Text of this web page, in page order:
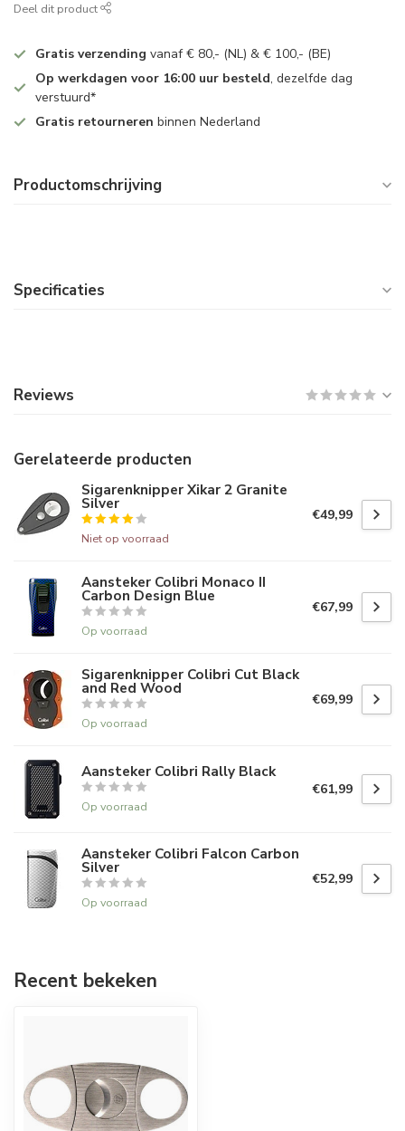
Deel dit product
Gratis verzending vanaf € 80,- (NL) & € 100,- (BE)
Op werkdagen voor 16:00 uur besteld, dezelfde dag
verstuurd*
Gratis retourneren binnen Nederland
Productomschrijving
Specificaties
Reviews
Gerelateerde producten
Sigarenknipper Xikar 2 Granite
Silver
Niet op voorraad
€49,99
Aansteker Colibri Monaco II
Carbon Design Blue
Op voorraad
€67,99
Sigarenknipper Colibri Cut Black
and Red Wood
Op voorraad
€69,99
Aansteker Colibri Rally Black
Op voorraad
€61,99
Aansteker Colibri Falcon Carbon
Silver
Op voorraad
€52,99
Recent bekeken